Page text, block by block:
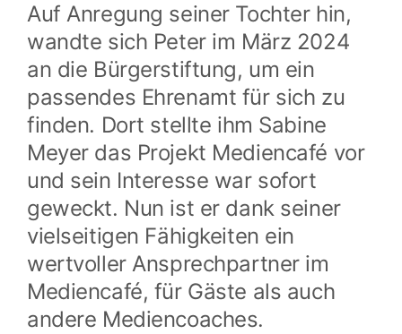
Auf Anregung seiner Tochter hin,
wandte sich Peter im März 2024
an die Bürgerstiftung, um ein
passendes Ehrenamt für sich zu
finden. Dort stellte ihm Sabine
Meyer das Projekt Mediencafé vor
und sein Interesse war sofort
geweckt. Nun ist er dank seiner
vielseitigen Fähigkeiten ein
wertvoller Ansprechpartner im
Mediencafé, für Gäste als auch
andere Mediencoaches.